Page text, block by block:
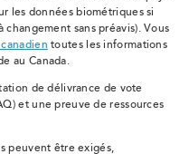
les données biométriques si
sans préavis). Vous
toutes les informations
au Canada.
de délivrance de vote
et une preuve de ressources
peuvent être exigés,